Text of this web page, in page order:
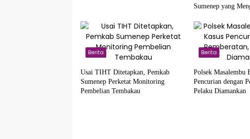
Sumenep yang
Berita
Usai TIHT Ditetapkan, Pemkab
Sumenep Perketat Monitoring
Pembelian Tembakau
Berita
Polsek Masalembu
Pencurian dengan
Pelaku Diamankan